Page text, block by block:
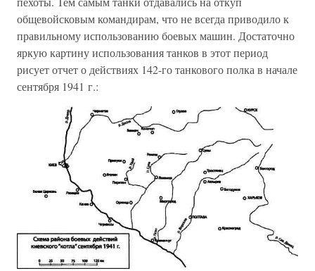
общевойсковым командирам, что не всегда приводило к
правильному использованию боевых машин. Достаточно
яркую картину использования танков в этот период
рисует отчет о действиях 142-го танкового полка в начале
сентября 1941 г.: